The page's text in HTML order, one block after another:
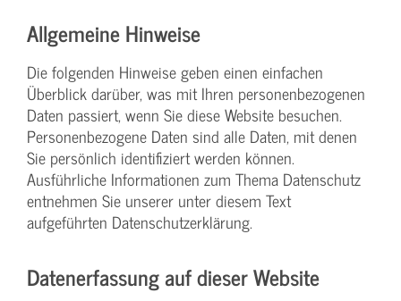
Allgemeine Hinweise
Die folgenden Hinweise geben einen einfachen
Überblick darüber, was mit Ihren personenbezogenen
Daten passiert, wenn Sie diese Website besuchen.
Personenbezogene Daten sind alle Daten, mit denen
Sie persönlich identifiziert werden können.
Ausführliche Informationen zum Thema Datenschutz
entnehmen Sie unserer unter diesem Text
aufgeführten Datenschutzerklärung.
Datenerfassung auf dieser Website